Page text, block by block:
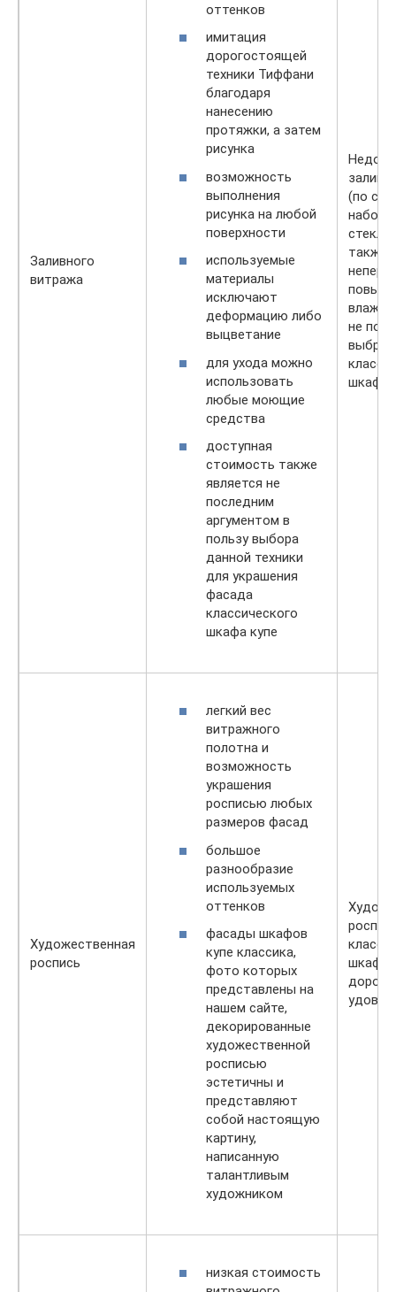
Заливного
витража
оттенков
имитация
дорогостоящей
техники Тиффани
благодаря
нанесению
протяжки, а затем
рисунка
возможность
выполнения
рисунка на любой
поверхности
используемые
материалы
исключают
деформацию либо
выцветание
для ухода можно
использовать
любые моющие
средства
доступная
стоимость также
является не
последним
аргументом в
пользу выбора
данной техники
для украшения
фасада
классического
шкафа купе
(по
также
не
шкафа
Художественная
роспись
легкий вес
витражного
полотна и
возможность
украшения
росписью любых
размеров фасад
большое
разнообразие
используемых
оттенков
фасады шкафов
купе классика,
фото которых
представлены на
нашем сайте,
декорированные
художественной
росписью
эстетичны и
представляют
собой настоящую
картину,
написанную
талантливым
художником
шкафа
низкая стоимость